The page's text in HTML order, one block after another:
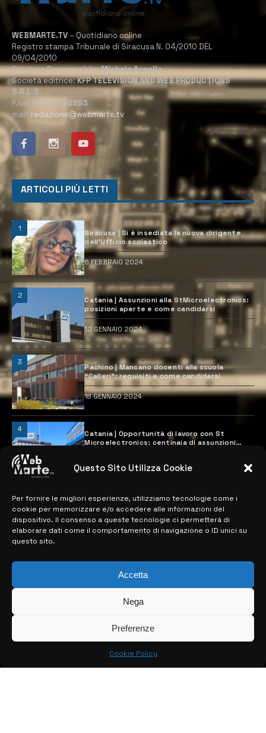
Questo Sito Utilizza Cookie
Per fornire le migliori esperienze, utilizziamo tecnologie come i
cookie per memorizzare e/o accedere alle informazioni del
dispositivo. Il consenso a queste tecnologie ci permetterà di
elaborare dati come il comportamento di navigazione o ID unici su
questo sito.
Accetta
Nega
Preferenze
Cookie Policy
WEBMARTE.TV – Quotidiano online
Registro stampa Tribunale di Siracusa N. 04/2010 DEL
09/04/2010
Direttore Responsabile:Michele Accolla
Società editrice:KFP TELEVISION AND WEB PRODUCTIONS
S.R.L.S.
P.Iva: 02184950893
mail: redazione@webmarte.tv
ARTICOLI PIÙ LETTI
1
Siracusa | Si è insediata la nuova dirigente
dell’Ufficio scolastico
6 FEBBRAIO 2024
2
Catania | Assunzioni alla StMicroelectronics:
posizioni aperte e come candidarsi
12 GENNAIO 2024
3
Pachino | Mancano docenti alla scuola
“Calleri”: requisiti e come candidarsi
18 GENNAIO 2024
4
Catania | Opportunità di lavoro con St
Microelectronics: centinaia di assunzioni
28 MARZO 2024
MAPPA DEL SITO
> NOTIZIE
> EDIZIONI LOCALI